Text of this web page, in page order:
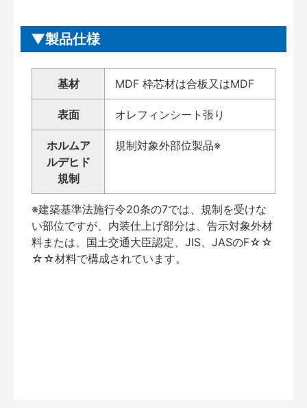
製品仕様
基材 MDF 枠芯材は合板又はMDF
表面 オレフィンシート張り
ホルムア
ルデヒド
規制
規制対象外部位製品※
※建築基準法施行令20条の7では、規制を受けな
い部位ですが、内装仕上げ部分は、告示対象外材
料または、国土交通大臣認定、JIS、JASのF☆☆
☆☆材料で構成されています。